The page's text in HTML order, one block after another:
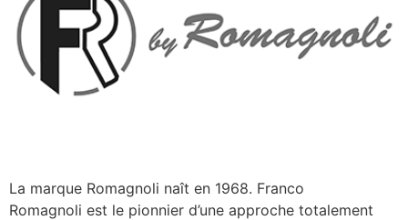
La marque Romagnoli naît en 1968. Franco
Romagnoli est le pionnier d’une approche totalement